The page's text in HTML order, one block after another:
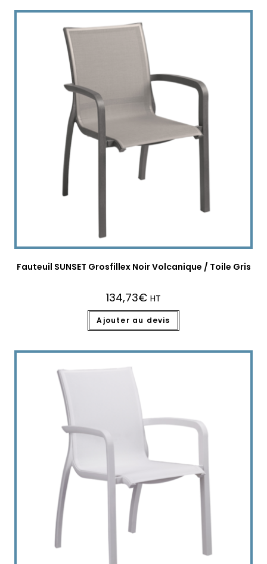
Fauteuil SUNSET Grosfillex Noir Volcanique / Toile Gris
134,73€ HT
Ajouter au devis